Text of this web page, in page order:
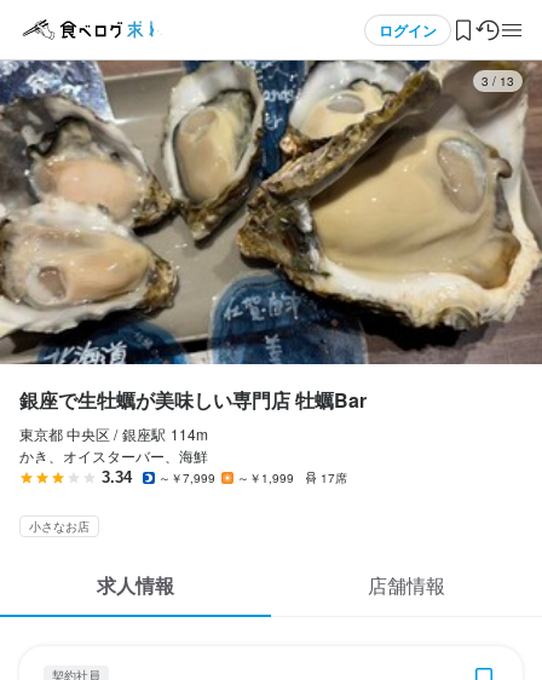
ログイン
ログイン・無料会員登録
食べログ求人TOP
求人検索
マイページ管理
気になる求人
検索履歴・保存した条件
3 / 13
銀座で生牡蠣が美味しい専門店 牡蠣Bar
東京都 中央区 / 銀座駅 114m
かき、オイスターバー、海鮮
3.34 ～￥7,999 ～￥1,999 17席
小さなお店
求人情報 店舗情報
契約社員
契約社員 銀座で生牡蠣が美味しい専門店 牡蠣Bar
店長候補・マネージャー
店長候補・マネージャー
月給180,000円〜600,000円
昇給あり 交通費支給 給与手渡しOK 日払いOK 週払いOK
勤務時間
14:00~24:00(実働8h、休憩2h、シフト制、残業あり（月平均20時
間）
終電考慮あり ダブルワーク・副業OK
固定シフト制(決まった時間・曜日に働ける)
自由シフト制(毎回、時間・曜日を選べる)
休日・休暇
シフト制
応募画面へ進む